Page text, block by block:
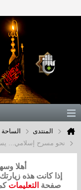
المنتدى الساحة
نحو مسرح إسلامي...
أهلا
إذا كانت هذه
صفحة التعليمات